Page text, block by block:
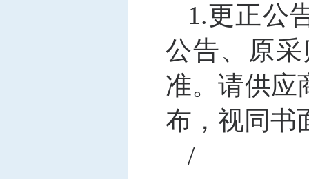
1.更正公
公告、原
准。请供应
布，视同书
/